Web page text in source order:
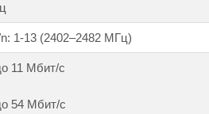
1-13 (2402–2482 МГц)
11 Мбит/с
54 Мбит/с